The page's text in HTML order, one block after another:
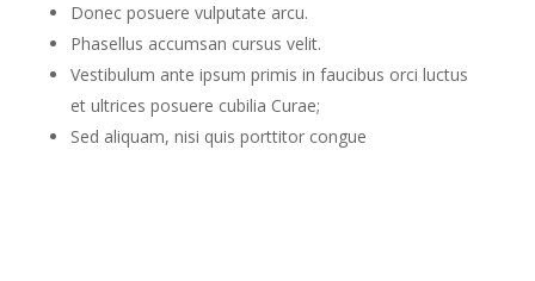
Donec posuere vulputate arcu.
Phasellus accumsan cursus velit.
Vestibulum ante ipsum primis in faucibus orci luctus
et ultrices posuere cubilia Curae;
Sed aliquam, nisi quis porttitor congue